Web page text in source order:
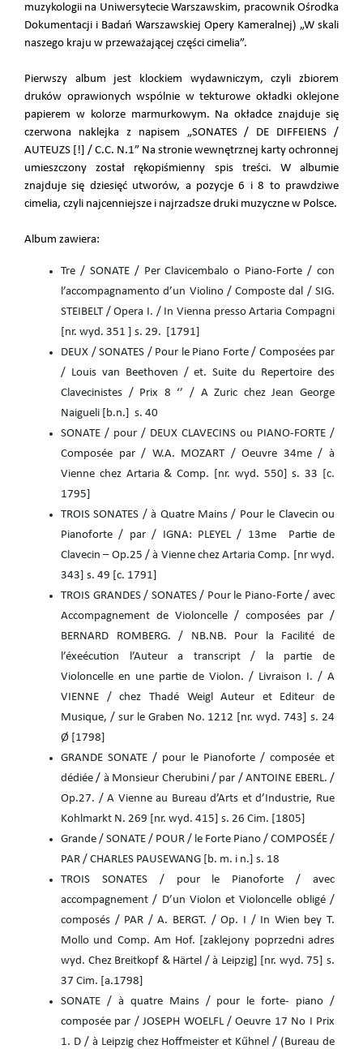
muzykologii na Uniwersytecie Warszawskim, pracownik Ośrodka
Dokumentacji i Badań Warszawskiej Opery Kameralnej) „W skali
naszego kraju w przeważającej części cimelia”.
Pierwszy album jest klockiem wydawniczym, czyli zbiorem
druków oprawionych wspólnie w tekturowe okładki oklejone
papierem w kolorze marmurkowym. Na okładce znajduje się
czerwona naklejka z napisem „SONATES / DE DIFFEIENS /
AUTEUZS [!] / C.C. N.1” Na stronie wewnętrznej karty ochronnej
umieszczony został rękopiśmienny spis treści. W albumie
znajduje się dziesięć utworów, a pozycje 6 i 8 to prawdziwe
cimelia, czyli najcenniejsze i najrzadsze druki muzyczne w Polsce.
Album zawiera:
Tre / SONATE / Per Clavicembalo o Piano-Forte / con
l’accompagnamento d’un Violino / Composte dal / SIG.
STEIBELT / Opera I. / In Vienna presso Artaria Compagni
[nr. wyd. 351 ] s. 29. [1791]
DEUX / SONATES / Pour le Piano Forte / Composées par
/ Louis van Beethoven / et. Suite du Repertoire des
Clavecinistes / Prix 8 ‘’ / A Zuric chez Jean George
Naigueli [b.n.] s. 40
SONATE / pour / DEUX CLAVECINS ou PIANO-FORTE /
Composée par / W.A. MOZART / Oeuvre 34me / à
Vienne chez Artaria & Comp. [nr. wyd. 550] s. 33 [c.
1795]
TROIS SONATES / à Quatre Mains / Pour le Clavecin ou
Pianoforte / par / IGNA: PLEYEL / 13me Partie de
Clavecin – Op.25 / à Vienne chez Artaria Comp. [nr wyd.
343] s. 49 [c. 1791]
TROIS GRANDES / SONATES / Pour le Piano-Forte / avec
Accompagnement de Violoncelle / composées par /
BERNARD ROMBERG. / NB.NB. Pour la Facilité de
l’éxeécution l’Auteur a transcript / la partie de
Violoncelle en une partie de Violon. / Livraison I. / A
VIENNE / chez Thadé Weigl Auteur et Editeur de
Musique, / sur le Graben No. 1212 [nr. wyd. 743] s. 24
Ø [1798]
GRANDE SONATE / pour le Pianoforte / composée et
dédiée / à Monsieur Cherubini / par / ANTOINE EBERL. /
Op.27. / A Vienne au Bureau d’Arts et d’Industrie, Rue
Kohlmarkt N. 269 [nr. wyd. 415] s. 26 Cim. [1805]
Grande / SONATE / POUR / le Forte Piano / COMPOSÉE /
PAR / CHARLES PAUSEWANG [b. m. i n.] s. 18
TROIS SONATES / pour le Pianoforte / avec
accompagnement / D’un Violon et Violoncelle obligé /
composés / PAR / A. BERGT. / Op. I / In Wien bey T.
Mollo und Comp. Am Hof. [zaklejony poprzedni adres
wyd. Chez Breitkopf & Härtel / à Leipzig] [nr. wyd. 75] s.
37 Cim. [a.1798]
SONATE / à quatre Mains / pour le forte- piano /
composée par / JOSEPH WOELFL / Oeuvre 17 No I Prix
1. D / à Leipzig chez Hoffmeister et Kűhnel / (Bureau de